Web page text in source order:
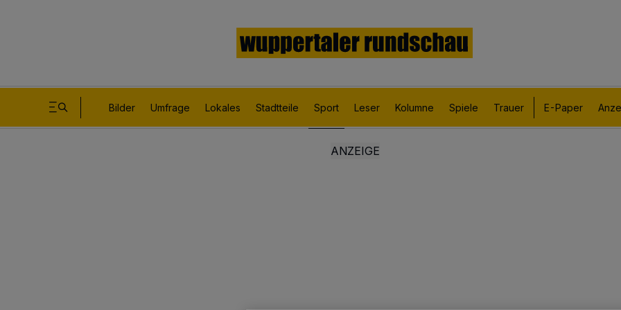
Bilder Umfrage Lokales Stadtteile Sport Leser Kolumne Spiele Trauer E-Paper